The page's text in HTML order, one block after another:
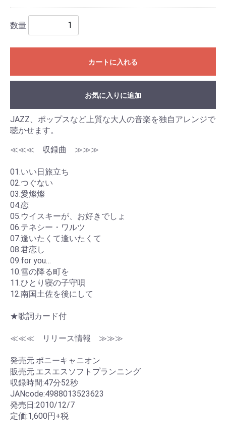
数量
カートに入れる
お気に入りに追加
JAZZ、ポップスなど上質な大人の音楽を独自アレンジで
聴かせます。
≪≪≪ 収録曲 ≫≫≫
01.いい日旅立ち
02.つぐない
03.愛燦燦
04.恋
05.ウイスキーが、お好きでしょ
06.テネシー・ワルツ
07.逢いたくて逢いたくて
08.君恋し
09.for you…
10.雪の降る町を
11.ひとり寝の子守唄
12.南国土佐を後にして
★歌詞カード付
≪≪≪ リリース情報 ≫≫≫
発売元:ポニーキャニオン
販売元:エスエスソフトプランニング
収録時間:47分52秒
JANcode:4988013523623
発売日:2010/12/7
定価:1,600円+税